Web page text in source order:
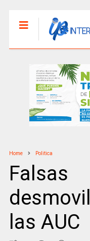
Home Politica
Falsas
las AUC